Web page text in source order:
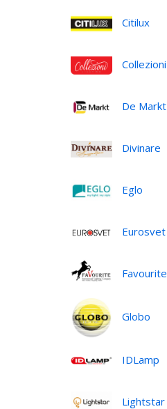
Citilux
Collezioni
De Markt
Divinare
Eglo
Eurosvet
Favourite
Globo
IDLamp
Lightstar